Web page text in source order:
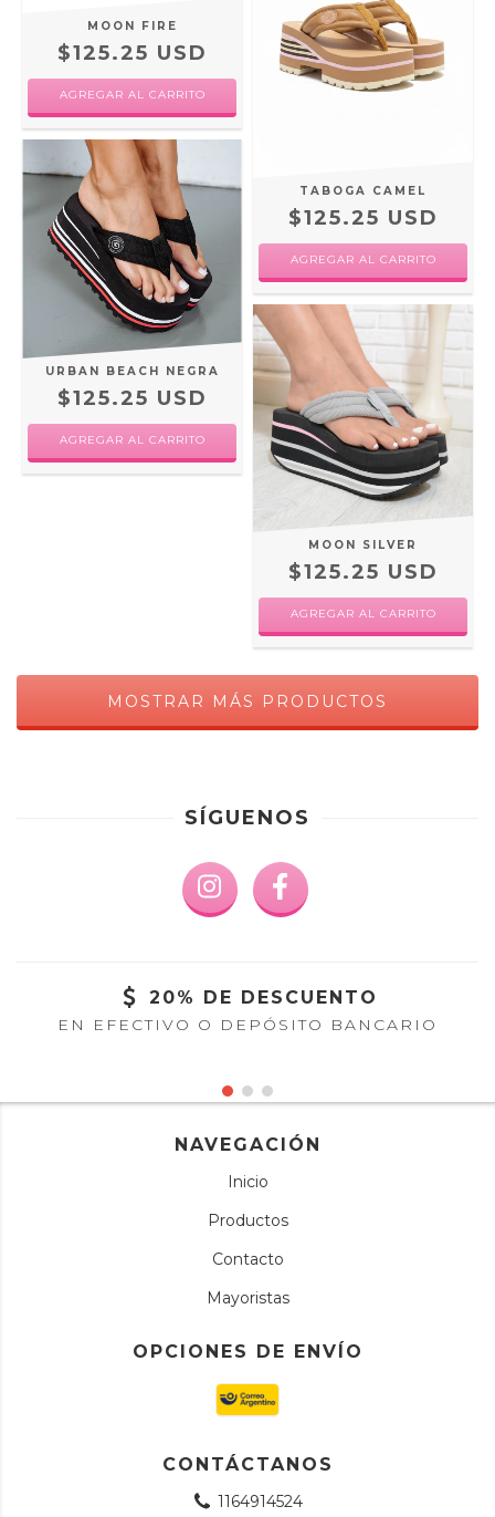
MOON FIRE
$125.25 USD
AGREGAR AL CARRITO
TABOGA CAMEL
$125.25 USD
AGREGAR AL CARRITO
URBAN BEACH NEGRA
$125.25 USD
AGREGAR AL CARRITO
MOON SILVER
$125.25 USD
AGREGAR AL CARRITO
MOSTRAR MÁS PRODUCTOS
SÍGUENOS
20% DE DESCUENTO
EN EFECTIVO O DEPÓSITO BANCARIO
NAVEGACIÓN
Inicio
Productos
Contacto
Mayoristas
OPCIONES DE ENVÍO
CONTÁCTANOS
1164914524